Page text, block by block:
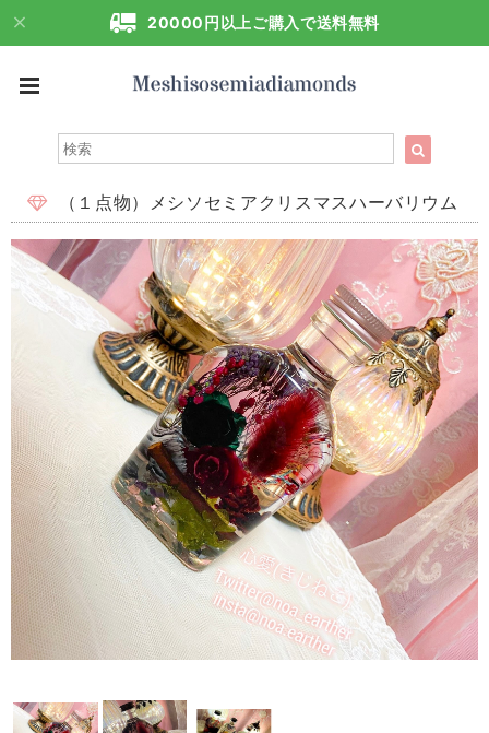
20000円以上ご購入で送料無料
（１点物）メシソセミアクリスマスハーバリウム